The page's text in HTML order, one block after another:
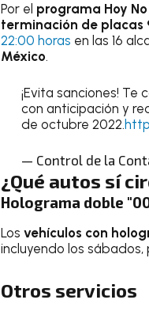
Por el programa Hoy
terminación de placas
22:00 horas en las 16
México.
¡Evita sanciones!
con anticipación y
de octubre 2022.
— Control de la
¿Qué autos sí
Holograma doble
Los vehículos con
incluyendo los sábados,
Otros servicios